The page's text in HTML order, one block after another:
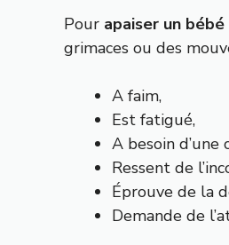
Pour apaiser un
grimaces ou des
A faim,
Est fatigué,
A besoin d’une
Ressent de
Éprouve de la
Demande de